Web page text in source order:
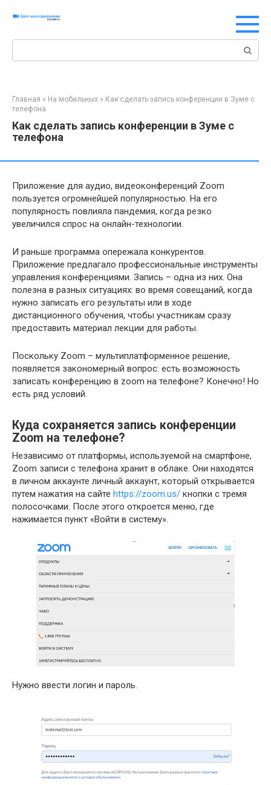
Главная » На мобильных » Как сделать запись конференции в Зуме с
телефона
Как сделать запись конференции в Зуме с
телефона
Приложение для аудио, видеоконференций Zoom
пользуется огромнейшей популярностью. На его
популярность повлияла пандемия, когда резко
увеличился спрос на онлайн-технологии.
И раньше программа опережала конкурентов.
Приложение предлагало профессиональные инструменты
управления конференциями. Запись – одна из них. Она
полезна в разных ситуациях: во время совещаний, когда
нужно записать его результаты или в ходе
дистанционного обучения, чтобы участникам сразу
предоставить материал лекции для работы.
Поскольку Zoom – мультиплатформенное решение,
появляется закономерный вопрос: есть возможность
записать конференцию в zoom на телефоне? Конечно! Но
есть ряд условий.
Куда сохраняется запись конференции
Zoom на телефоне?
Независимо от платформы, используемой на смартфоне,
Zoom записи с телефона хранит в облаке. Они находятся
в личном аккаунте личный аккаунт, который открывается
путем нажатия на сайте https://zoom.us/ кнопки с тремя
полосочками. После этого откроется меню, где
нажимается пункт «Войти в систему».
Нужно ввести логин и пароль.